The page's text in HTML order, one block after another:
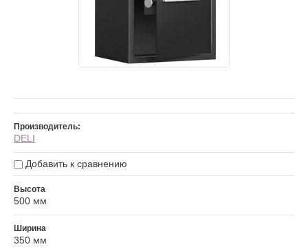
Производитель:
DELI
Добавить к сравнению
Высота
500 мм
Ширина
350 мм